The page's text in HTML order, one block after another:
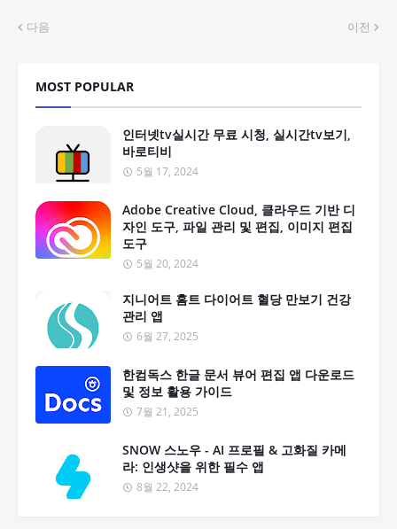
다음 이전
MOST POPULAR
인터넷tv실시간 무료 시청, 실시간tv보기,
바로티비
5월 17, 2024
Adobe Creative Cloud, 클라우드 기반 디
자인 도구, 파일 관리 및 편집, 이미지 편집
도구
5월 20, 2024
지니어트 홈트 다이어트 혈당 만보기 건강
관리 앱
6월 27, 2025
한컴독스 한글 문서 뷰어 편집 앱 다운로드
및 정보 활용 가이드
7월 21, 2025
SNOW 스노우 - AI 프로필 & 고화질 카메
라: 인생샷을 위한 필수 앱
8월 22, 2024